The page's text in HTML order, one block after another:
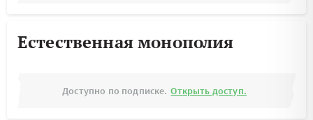
Естественная монополия
Доступно по подписке. Открыть доступ.